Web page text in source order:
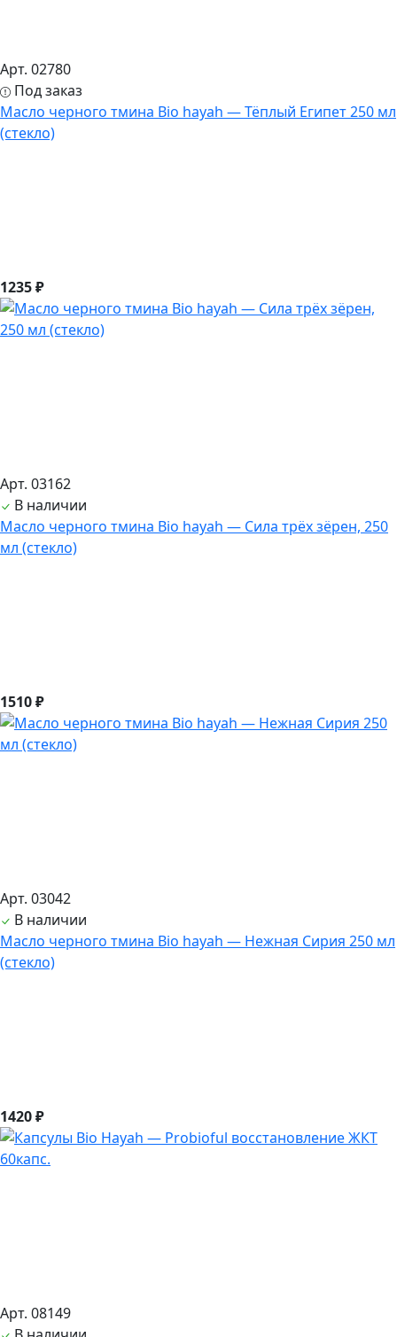
Арт. 02780
Под заказ
Масло черного тмина Bio hayah — Тёплый Египет 250 мл
(стекло)
1235 ₽
Арт. 03162
В наличии
Масло черного тмина Bio hayah — Сила трёх зёрен, 250
мл (стекло)
1510 ₽
Арт. 03042
В наличии
Масло черного тмина Bio hayah — Нежная Сирия 250 мл
(стекло)
1420 ₽
Арт. 08149